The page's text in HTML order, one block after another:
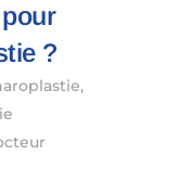
?
,